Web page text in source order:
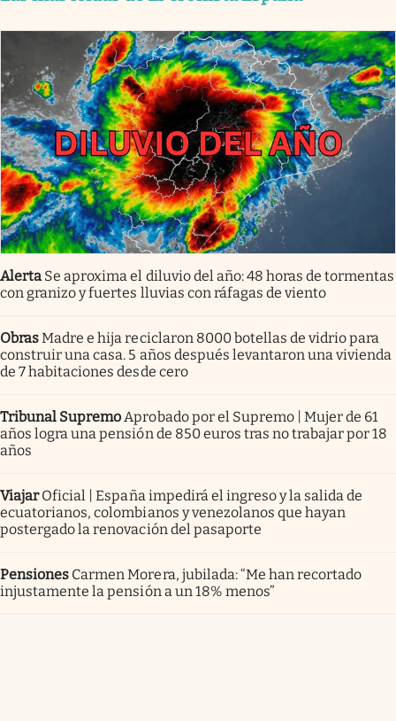
Alerta Se aproxima el diluvio del año: 48 horas de tormentas
con granizo y fuertes lluvias con ráfagas de viento
ObrasMadre e hija reciclaron 8000 botellas de vidrio para
construir una casa. 5 años después levantaron una vivienda
de 7 habitaciones desde cero
Tribunal Supremo Aprobado por el Supremo | Mujer de 61
años logra una pensión de 850 euros tras no trabajar por 18
años
Viajar Oficial | España impedirá el ingreso y la salida de
ecuatorianos, colombianos y venezolanos que hayan
postergado la renovación del pasaporte
Pensiones Carmen Morera, jubilada: “Me han recortado
injustamente la pensión a un 18% menos”